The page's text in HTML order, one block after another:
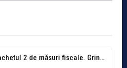
De ce întârzie pachetul 2 de măsuri fiscale. Grindeanu: „Sunt două lucruri...